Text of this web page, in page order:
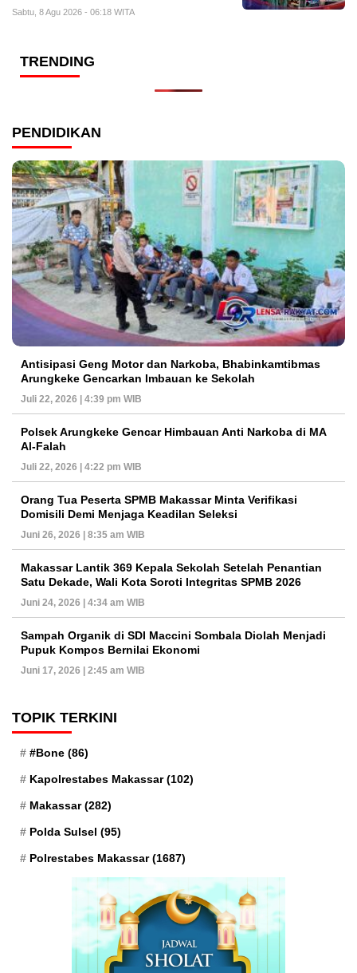
Sabtu, 8 Agu 2026 - 06:18 WITA
TRENDING
PENDIDIKAN
Antisipasi Geng Motor dan Narkoba, Bhabinkamtibmas
Arungkeke Gencarkan Imbauan ke Sekolah
Juli 22, 2026 | 4:39 pm WIB
Polsek Arungkeke Gencar Himbauan Anti Narkoba di MA
Al-Falah
Juli 22, 2026 | 4:22 pm WIB
Orang Tua Peserta SPMB Makassar Minta Verifikasi
Domisili Demi Menjaga Keadilan Seleksi
Juni 26, 2026 | 8:35 am WIB
Makassar Lantik 369 Kepala Sekolah Setelah Penantian
Satu Dekade, Wali Kota Soroti Integritas SPMB 2026
Juni 24, 2026 | 4:34 am WIB
Sampah Organik di SDI Maccini Sombala Diolah Menjadi
Pupuk Kompos Bernilai Ekonomi
Juni 17, 2026 | 2:45 am WIB
TOPIK TERKINI
#Bone (86)
Kapolrestabes Makassar(102)
Makassar(282)
Polda Sulsel (95)
Polrestabes Makassar(1687)